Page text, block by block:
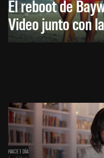
El reboot de
Video junto con
HACE 1 DÍA